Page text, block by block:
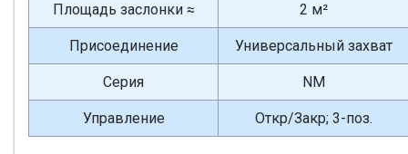
Площадь заслонки ≈ 2 м²
Присоединение Универсальный захват
Серия NM
Управление Откр/Закр; 3-поз.